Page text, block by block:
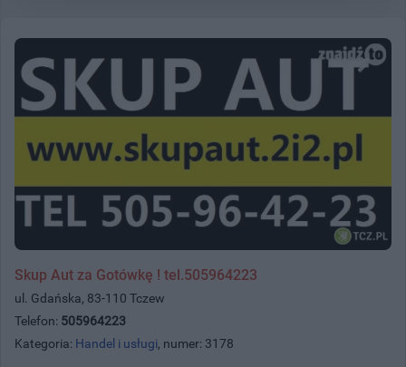
Skup Aut za Gotówkę ! tel.505964223
ul. Gdańska, 83-110 Tczew
Telefon: 505964223
Kategoria: Handel i usługi, numer: 3178